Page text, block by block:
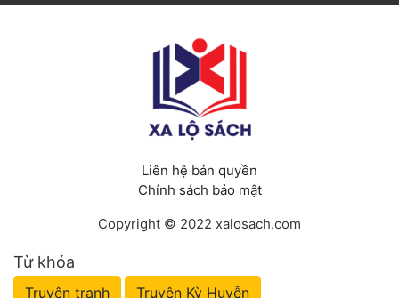
Liên hệ bản quyền
Chính sách bảo mật
Copyright © 2022 xalosach.com
Từ khóa
Truyện tranh Truyện Kỳ Huyễn